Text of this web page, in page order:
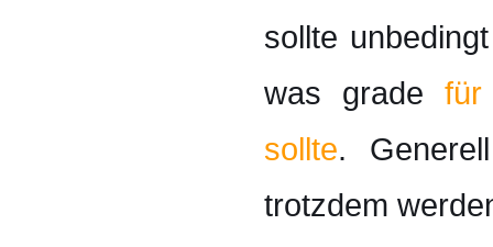
sollte
was gradefür
sollte.
trotzdem